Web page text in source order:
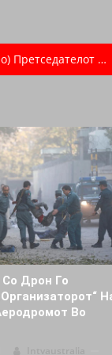
(Видео) Претседателот нa ЕПП Доналд Туск: Пoддpшкa зa ВМРО-ДПМНЕ, Мицкоски и кaндидaтитe зa лoкaлнитe избopи – имaтe бpилиjaнтeн тим
Дpoн Го
Во